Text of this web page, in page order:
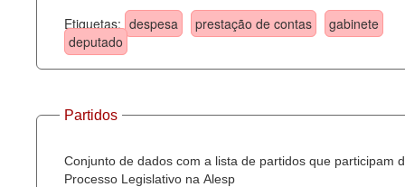
Etiquetas: despesa prestação de contas
gabinete
deputado
Partidos
Conjunto de dados com a lista de partidos que participam
Processo Legislativo na Alesp